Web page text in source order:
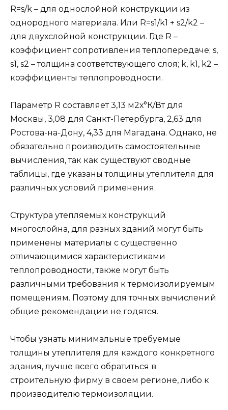
R=s/k – для однослойной конструкции из
однородного материала. Или R=s1/k1 + s2/k2 –
для двухслойной конструкции. Где R –
коэффициент сопротивления теплопередаче; s,
s1, s2 – толщина соответствующего слоя; k, k1, k2 –
коэффициенты теплопроводности.
Параметр R составляет 3,13 м2х°К/Вт для
Москвы, 3,08 для Санкт-Петербурга, 2,63 для
Ростова-на-Дону, 4,33 для Магадана. Однако, не
обязательно производить самостоятельные
вычисления, так как существуют сводные
таблицы, где указаны толщины утеплителя для
различных условий применения.
Структура утепляемых конструкций
многослойна, для разных зданий могут быть
применены материалы с существенно
отличающимися характеристиками
теплопроводности, также могут быть
различными требования к термоизолируемым
помещениям. Поэтому для точных вычислений
общие рекомендации не годятся.
Чтобы узнать минимальные требуемые
толщины утеплителя для каждого конкретного
здания, лучше всего обратиться в
строительную фирму в своем регионе, либо к
производителю термоизоляции.